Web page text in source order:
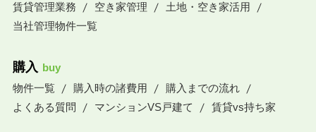
賃貸管理業務
空き家管理
土地・空き家活用
当社管理物件一覧
購入 buy
物件一覧
購入時の諸費用
購入までの流れ
よくある質問
マンションVS戸建て 賃貸vs持ち家